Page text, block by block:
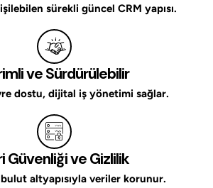
sürekli güncel CRM yapısı.
ve Sürdürülebilir
dostu, dijital iş yönetimi sağlar.
Güvenliği ve Gizlilik
altyapısıyla veriler korunur.